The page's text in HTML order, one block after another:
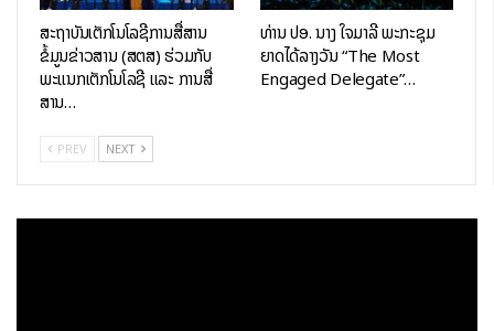
ສະຖາບັນເຕັກໂນໂລຊີການສື່ສານ
ຂໍ້ມູນຂ່າວສານ (ສຕສ) ຮ່ວມກັບ
ພະແນກເຕັກໂນໂລຊີ ແລະ ການສື່
ສານ…
ທ່ານ ປອ. ນາງ ໃຈມາລີ ພະກະຊຸມ
ຍາດໄດ້ລາງວັນ “The Most
Engaged Delegate”…
PREV NEXT